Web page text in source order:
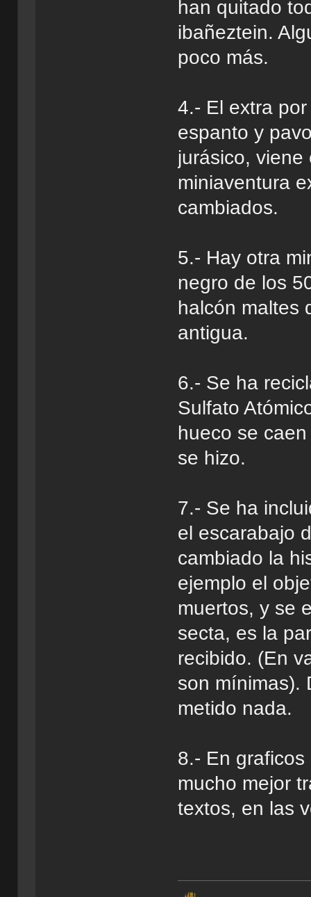
han quitado
ibañeztein.
poco más.
4.- El extra
espanto y
jurásico,
miniaventura
cambiados.
5.- Hay otra
negro de los
halcón maltes
antigua.
6.- Se ha
Sulfato
hueco se
se hizo.
7.- Se ha
el escarabajo
cambiado la
ejemplo el
muertos, y se
secta, es la
recibido. (En
son mínimas).
metido nada.
8.- En
mucho mejor
textos, en las